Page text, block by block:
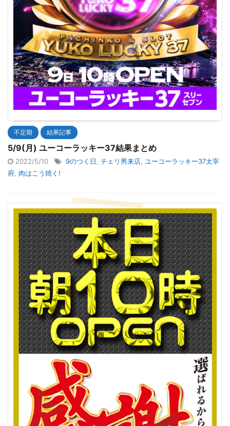
不定期 結果記事
5/9(月) ユーコーラッキー37結果まとめ
2022/5/10 9のつく日 チェリ男来店 ユーコーラッキー37太宰
府 肉はこう焼く!